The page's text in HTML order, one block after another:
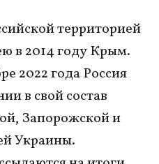
территорией
в 2014 году Крым.
2022 года Россия
в свой состав
Запорожской и
Украины.